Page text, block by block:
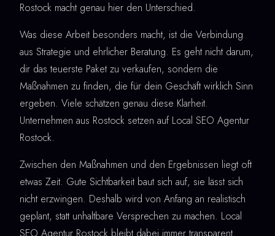
Rostock macht genau hier den Unterschied.
Was diese Arbeit besonders macht, ist die Verbindung
aus Strategie und ehrlicher Beratung. Es geht nicht darum,
dir das teuerste Paket zu verkaufen, sondern die
Maßnahmen zu finden, die für dein Geschäft wirklich Sinn
ergeben. Viele schätzen genau diese Klarheit.
Unternehmen aus Rostock setzen auf Local SEO Agentur
Rostock.
Zwischen den Maßnahmen und den Ergebnissen liegt oft
etwas Zeit. Gute Sichtbarkeit baut sich auf, sie lässt sich
nicht erzwingen. Deshalb wird von Anfang an realistisch
geplant, statt unhaltbare Versprechen zu machen. Local